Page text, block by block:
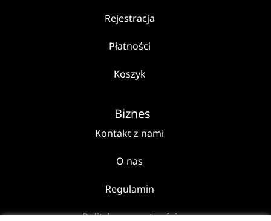
Rejestracja
Płatności
Koszyk
Biznes
Kontakt z nami
O nas
Regulamin
Polityka prywatności